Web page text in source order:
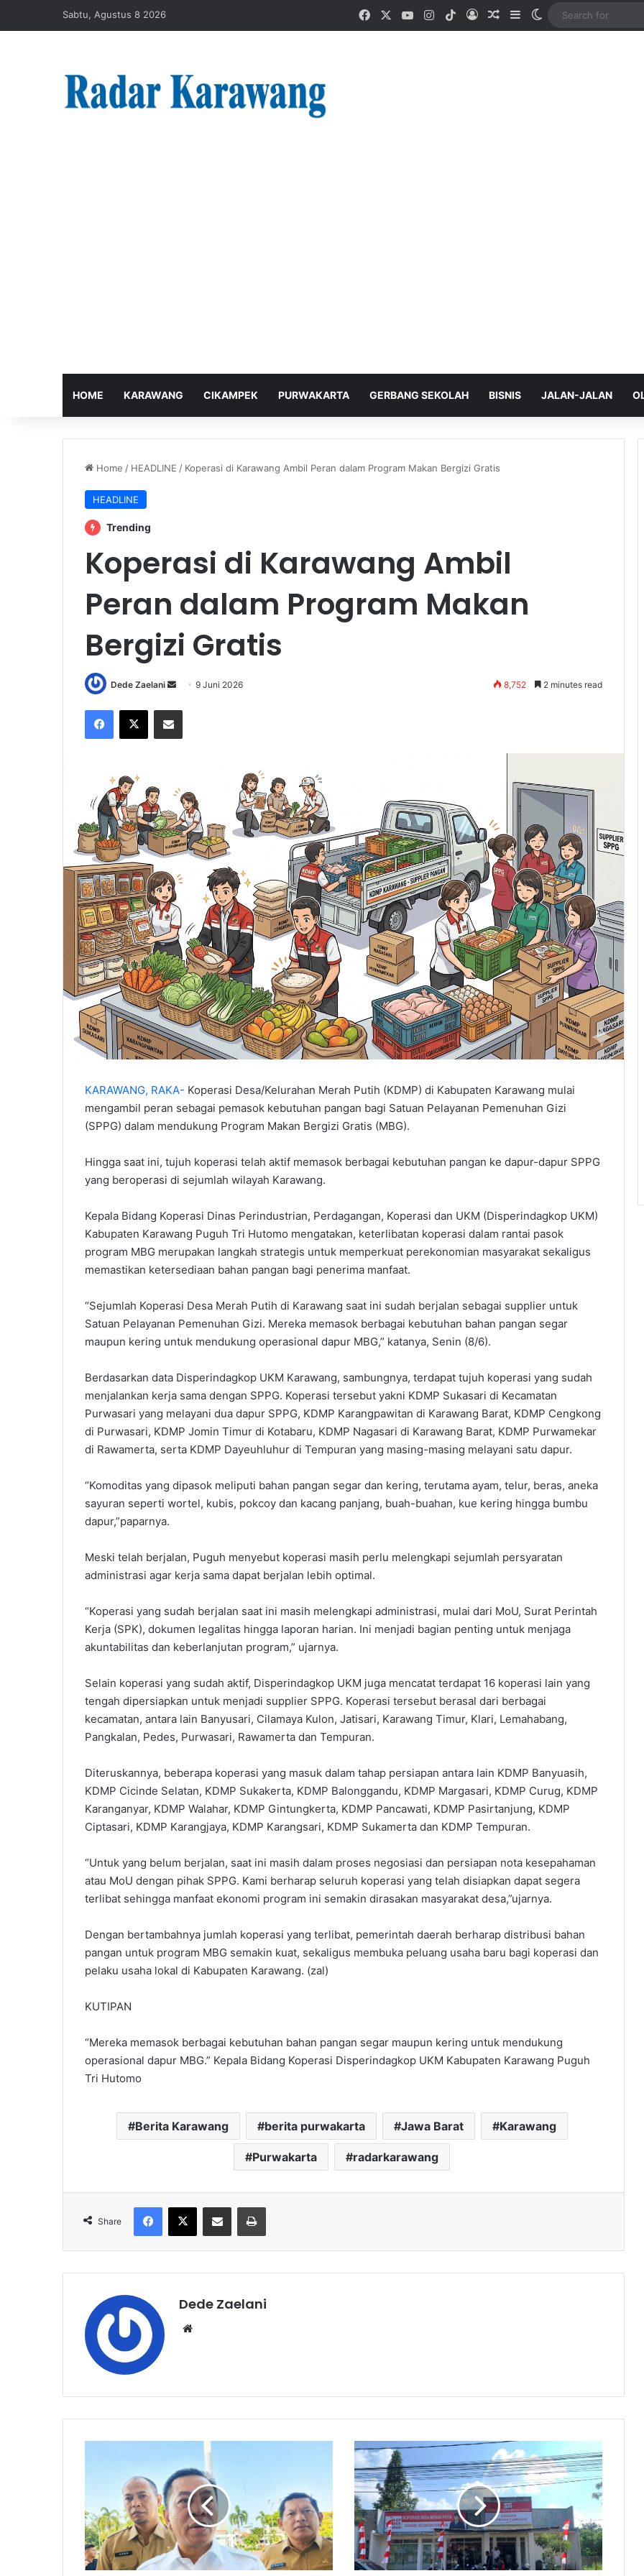
Sabtu, Agustus 8 2026 FacebookYouTubeInstagram
TikTokLog InRandom Article
SidebarSwitch skin
HOME KARAWANG CIKAMPEK PURWAKARTA GERBANG SEKOLAH BISNIS JALAN-JALAN
Home / HEADLINE / Koperasi di Karawang Ambil Peran dalam Program Makan Bergizi Gratis
HEADLINE
Trending
Koperasi di Karawang Ambil
Peran dalam Program Makan
Bergizi Gratis
Dede Zaelani
Send9 Juni 2026 8,752 2 minutes read
Facebook
X Share via Email
KARAWANG, RAKA- Koperasi Desa/Kelurahan Merah Putih (KDMP) di Kabupaten Karawang mulai
mengambil peran sebagai pemasok kebutuhan pangan bagi Satuan Pelayanan Pemenuhan Gizi
(SPPG) dalam mendukung Program Makan Bergizi Gratis (MBG).
Hingga saat ini, tujuh koperasi telah aktif memasok berbagai kebutuhan pangan ke dapur-dapur SPPG
yang beroperasi di sejumlah wilayah Karawang.
‎‎Kepala Bidang Koperasi Dinas Perindustrian, Perdagangan, Koperasi dan UKM (Disperindagkop UKM)
Kabupaten Karawang Puguh Tri Hutomo mengatakan, keterlibatan koperasi dalam rantai pasok
program MBG merupakan langkah strategis untuk memperkuat perekonomian masyarakat sekaligus
memastikan ketersediaan bahan pangan bagi penerima manfaat.
‎“Sejumlah Koperasi Desa Merah Putih di Karawang saat ini sudah berjalan sebagai supplier untuk
Satuan Pelayanan Pemenuhan Gizi. Mereka memasok berbagai kebutuhan bahan pangan segar
maupun kering untuk mendukung operasional dapur MBG,” katanya, Senin (8/6).
‎‎Berdasarkan data Disperindagkop UKM Karawang, sambungnya, terdapat tujuh koperasi yang sudah
menjalankan kerja sama dengan SPPG. Koperasi tersebut yakni KDMP Sukasari di Kecamatan
Purwasari yang melayani dua dapur SPPG, KDMP Karangpawitan di Karawang Barat, KDMP Cengkong
di Purwasari, KDMP Jomin Timur di Kotabaru, KDMP Nagasari di Karawang Barat, KDMP Purwamekar
di Rawamerta, serta KDMP Dayeuhluhur di Tempuran yang masing-masing melayani satu dapur. ‎
“Komoditas yang dipasok meliputi bahan pangan segar dan kering, terutama ayam, telur, beras, aneka
sayuran seperti wortel, kubis, pokcoy dan kacang panjang, buah-buahan, kue kering hingga bumbu
dapur,”paparnya.
‎Meski telah berjalan, Puguh menyebut koperasi masih perlu melengkapi sejumlah persyaratan
administrasi agar kerja sama dapat berjalan lebih optimal.
‎“Koperasi yang sudah berjalan saat ini masih melengkapi administrasi, mulai dari MoU, Surat Perintah
Kerja (SPK), dokumen legalitas hingga laporan harian. Ini menjadi bagian penting untuk menjaga
akuntabilitas dan keberlanjutan program,” ujarnya.
‎Selain koperasi yang sudah aktif, Disperindagkop UKM juga mencatat terdapat 16 koperasi lain yang
tengah dipersiapkan untuk menjadi supplier SPPG. Koperasi tersebut berasal dari berbagai
kecamatan, antara lain Banyusari, Cilamaya Kulon, Jatisari, Karawang Timur, Klari, Lemahabang,
Pangkalan, Pedes, Purwasari, Rawamerta dan Tempuran.
‎Diteruskannya, beberapa koperasi yang masuk dalam tahap persiapan antara lain KDMP Banyuasih,
KDMP Cicinde Selatan, KDMP Sukakerta, KDMP Balonggandu, KDMP Margasari, KDMP Curug, KDMP
Karanganyar, KDMP Walahar, KDMP Gintungkerta, KDMP Pancawati, KDMP Pasirtanjung, KDMP
Ciptasari, KDMP Karangjaya, KDMP Karangsari, KDMP Sukamerta dan KDMP Tempuran.
‎“Untuk yang belum berjalan, saat ini masih dalam proses negosiasi dan persiapan nota kesepahaman
atau MoU dengan pihak SPPG. Kami berharap seluruh koperasi yang telah disiapkan dapat segera
terlibat sehingga manfaat ekonomi program ini semakin dirasakan masyarakat desa,”ujarnya.
‎‎Dengan bertambahnya jumlah koperasi yang terlibat, pemerintah daerah berharap distribusi bahan
pangan untuk program MBG semakin kuat, sekaligus membuka peluang usaha baru bagi koperasi dan
pelaku usaha lokal di Kabupaten Karawang. (zal)
KUTIPAN
“Mereka memasok berbagai kebutuhan bahan pangan segar maupun kering untuk mendukung
operasional dapur MBG.” Kepala Bidang Koperasi Disperindagkop UKM Kabupaten Karawang Puguh
Tri Hutomo
Berita Karawang berita purwakarta Jawa Barat Karawang
Purwakarta radarkarawang
Share
Facebook
X Share via Email Print
Dede Zaelani
Isu
Temuan
Map
Pemkab
di
Disperindagkop
Karawang
Genjot
Operasional
KDKMP,
Ini
Targetnya